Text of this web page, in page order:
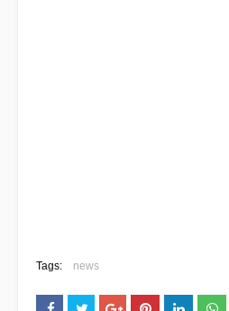
Tags: news